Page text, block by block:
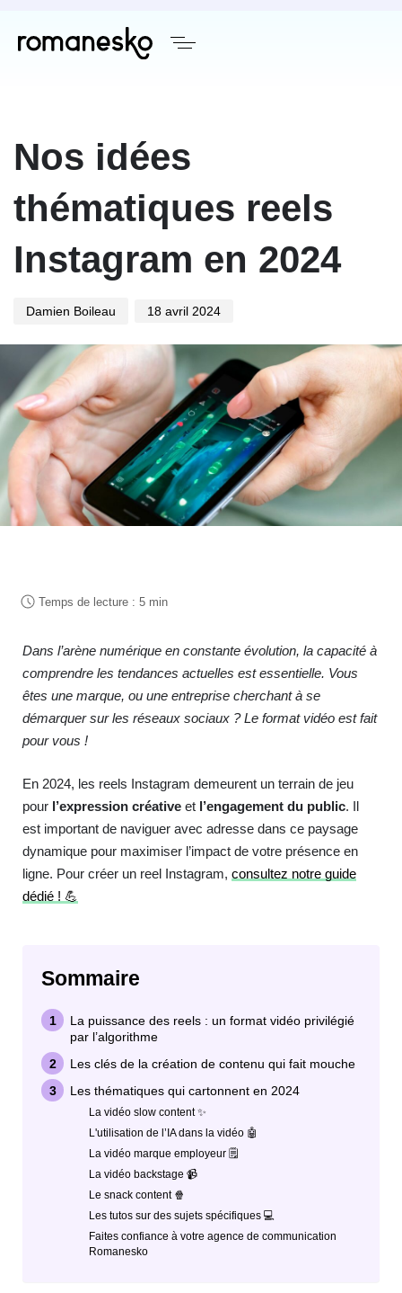
Nos idées
thématiques reels
Instagram en 2024
Damien Boileau 18 avril 2024
Dans l’arène numérique en constante évolution, la capacité à
comprendre les tendances actuelles est essentielle. Vous
êtes une marque, ou une entreprise cherchant à se
démarquer sur les réseaux sociaux ? Le format vidéo est fait
pour vous !
En 2024, les reels Instagram demeurent un terrain de jeu
pour l’expression créative et l’engagement du public. Il
est important de naviguer avec adresse dans ce paysage
dynamique pour maximiser l’impact de votre présence en
ligne. Pour créer un reel Instagram, consultez notre guide
dédié ! 💪
Sommaire
La puissance des reels : un format vidéo privilégié
par l’algorithme
Les clés de la création de contenu qui fait mouche
Les thématiques qui cartonnent en 2024
La vidéo slow content ✨
L'utilisation de l’IA dans la vidéo 🤖
La vidéo marque employeur 🗒
La vidéo backstage 📹
Le snack content 🍿
Les tutos sur des sujets spécifiques 💻
Faites confiance à votre agence de communication
Romanesko